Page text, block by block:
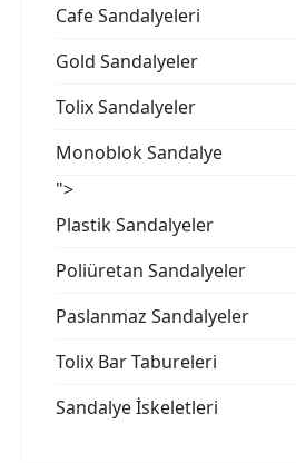
Cafe Sandalyeleri
Gold Sandalyeler
Tolix Sandalyeler
Monoblok Sandalye
">
Plastik Sandalyeler
Poliüretan Sandalyeler
Paslanmaz Sandalyeler
Tolix Bar Tabureleri
Sandalye İskeletleri